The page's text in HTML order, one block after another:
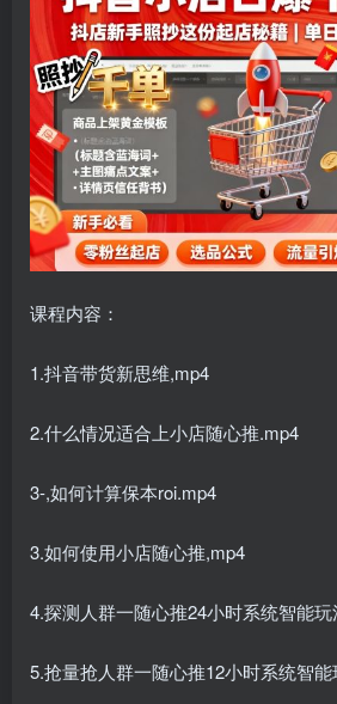
课程内容：
1.抖音带货新思维,mp4
2.什么情况适合上小店随心推.mp4
3-,如何计算保本roi.mp4
3.如何使用小店随心推,mp4
4.探测人群一随心推24小时系统智能
5.抢量抢人群一随心推12小时系统智